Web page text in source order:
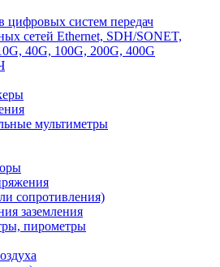
цифровых систем передач
сетей Ethernet, SDH/SONET,
40G, 100G, 200G, 400G
мультиметры
сопротивления)
заземления
пирометры